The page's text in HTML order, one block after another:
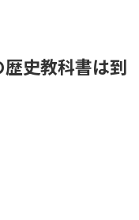
史教科書は到